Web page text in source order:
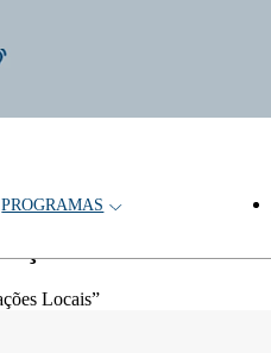
PROGRAMAS
Locais”